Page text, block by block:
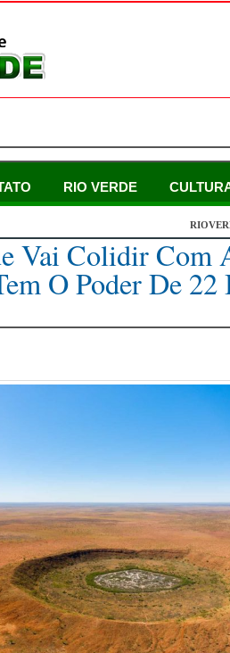
RIO VERDE
Vai Colidir Com
O Poder De 22